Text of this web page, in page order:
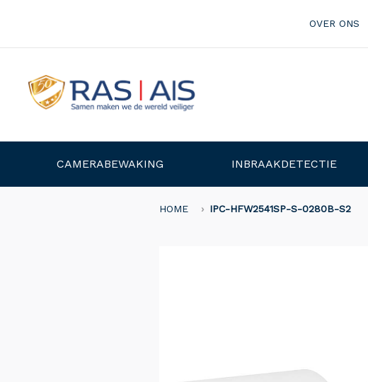
OVER ONS
CAMERABEWAKING INBRAAKDETECTIE
HOME IPC-HFW2541SP-S-0280B-S2